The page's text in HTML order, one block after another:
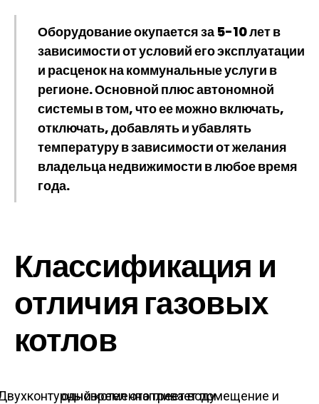
Оборудование окупается за 5-10 лет в
зависимости от условий его эксплуатации
и расценок на коммунальные услуги в
регионе. Основной плюс автономной
системы в том, что ее можно включать,
отключать, добавлять и убавлять
температуру в зависимости от желания
владельца недвижимости в любое время
года.
Классификация и
отличия газовых
котлов
Двухконтурный котел отапливает помещение и одновременно греет воду